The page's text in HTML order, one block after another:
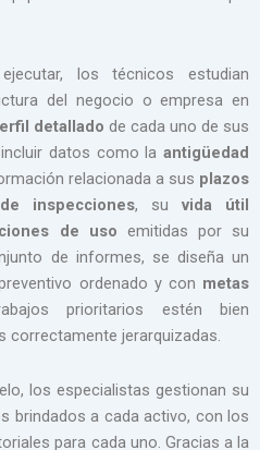
los técnicos estudian
del negocio o empresa en
detallado de cada uno de sus
datos como la antigüedad
relacionada a sus plazos
inspecciones, su vida útil
de uso emitidas por su
de informes, se diseña un
ordenado y con metas
prioritarios estén bien
correctamente jerarquizadas.
los especialistas gestionan su
brindados a cada activo, con los
para cada uno. Gracias a la